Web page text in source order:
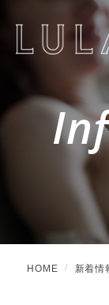
HOME 新着情